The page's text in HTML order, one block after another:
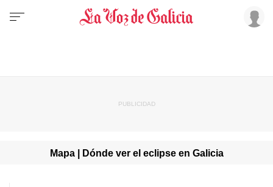
Mapa | Dónde ver el eclipse en Galicia